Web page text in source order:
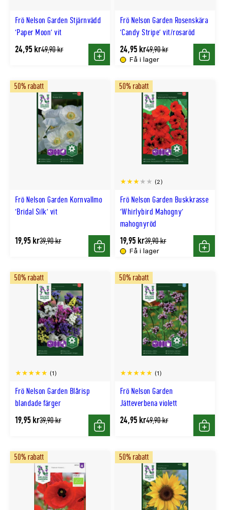
Frö Nelson Garden Stjärnvädd
'Paper Moon' vit
24,95 krTidligere
49,90 kr
Köp
Frö Nelson Garden Rosenskära
'Candy Stripe' vit/rosaröd
Få i lager
24,95 krTidligere
lägsta
pris
49,90 kr
Köp
Frö Nelson Garden Kornvallmo
'Bridal Silk' vit
50% rabatt
19,95 krTidligere
39,90 kr
Köp
Frö Nelson Garden Buskkrasse
'Whirlybird Mahogny'
mahognyröd
(2)
50% rabatt
Få i lager
19,95 krTidligere
lägsta
pris
39,90 kr
Köp
Frö Nelson Garden Blårisp
blandade färger
(1)
50% rabatt
19,95 krTidligere
39,90 kr
Köp
Frö Nelson Garden
Jätteverbena violett
(1)
50% rabatt
24,95 krTidligere
49,90 kr
Köp
50% rabatt 50% rabatt